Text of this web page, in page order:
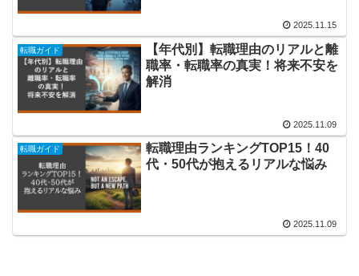
2025.11.15
転職ガイド
【年代別】転職理由のリアルと離
職率・転職率の真実！将来不安を
解消
2025.11.09
転職ガイド
転職理由ランキングTOP15！40
代・50代が抱えるリアルな悩み
2025.11.09